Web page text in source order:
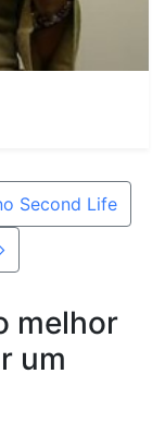
Second Life
melhor
um